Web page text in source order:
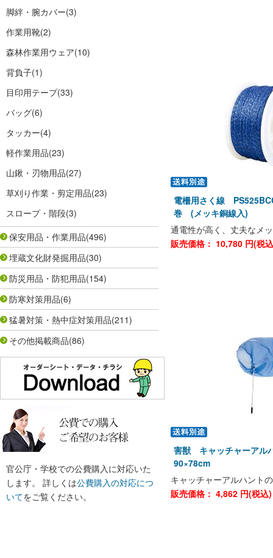
脚絆・腕カバー(3)
作業用靴(2)
森林作業用ウェア(10)
背負子(1)
目印用テープ(33)
バッグ(6)
タッカー(4)
軽作業用品(23)
山鍬・刃物用品(27)
草刈り作業・剪定用品(23)
スロープ・階段(3)
保安用品・作業用品(496)
埋蔵文化財発掘用品(30)
防災用品・防犯用品(154)
防寒対策用品(6)
猛暑対策・熱中症対策用品(211)
その他掲載商品(86)
官公庁・学校での公費購入に対応いた
します。 詳しくは公費購入の対応につ
いてをご覧ください。
電柵用さく線
巻 (メッキ銅線入)
通電性が高く、丈夫なメ
販売価格： 10,780 円(税
害獣 キャッチャーア
90×78cm
キャッチャーアルハント
販売価格： 4,862 円(税